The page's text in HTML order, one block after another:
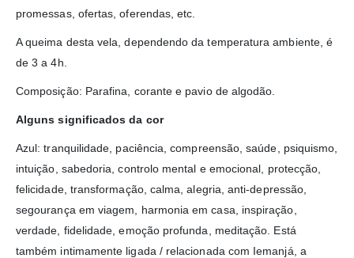
promessas, ofertas, oferendas, etc.
A queima desta vela, dependendo da temperatura ambiente, é
de 3 a 4h.
Composição: Parafina, corante e pavio de algodão.
Alguns significados da cor
Azul: tranquilidade, paciência, compreensão, saúde, psiquismo,
intuição, sabedoria, controlo mental e emocional, protecção,
felicidade, transformação, calma, alegria, anti-depressão,
segourança em viagem, harmonia em casa, inspiração,
verdade, fidelidade, emoção profunda, meditação. Está
também intimamente ligada / relacionada com Iemanjá, a